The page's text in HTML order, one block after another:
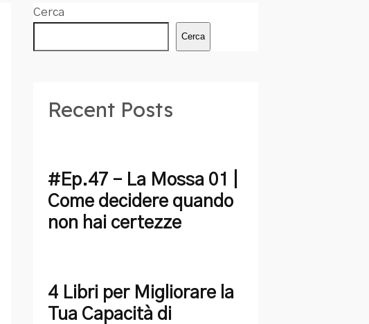
Cerca
Cerca
Recent Posts
#Ep.47 – La Mossa 01 |
Come decidere quando
non hai certezze
4 Libri per Migliorare la
Tua Capacità di